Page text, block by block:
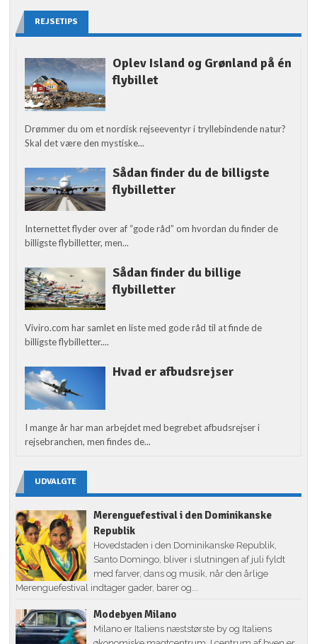
REJSETIPS
Oplev Island og Grønland på én
flybillet
Drømmer du om et nordisk rejseeventyr i tryllebindende natur?
Skal det være den mystiske...
Sådan finder du de billigste
flybilletter
Internettet flyder over af “gode råd” om hvordan du finder de
billigste flybilletter, men...
Sådan finder du billige
flybilletter
Viviro.com har samlet en liste med gode råd til at finde de
billigste flybilletter....
Hvad er afbudsrejser
I mange år har man arbejdet med begrebet afbudsrejser i
rejsebranchen, men findes de...
UDVALGTE
Merenguefestival i den Dominikanske
Republik
Hovedstaden i den Dominikanske Republik,
Santo Domingo, bliver i slutningen af juli fyldt
med farver, dans og musik, når den årlige
Merenguefestival indtager gader, barer og...
Modebyen Milano
Milano er Italiens næststørste by og Italiens